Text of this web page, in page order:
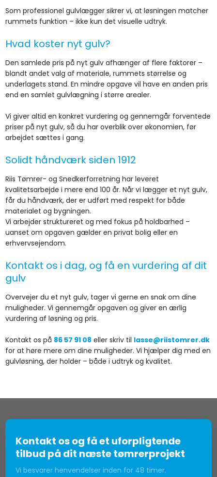
Som professionel gulvlægger sikrer vi, at løsningen matcher
rummets funktion – ikke kun det visuelle udtryk.​
Hvad koster nyt gulv?
Den samlede pris på nyt gulv afhænger af flere faktorer –
blandt andet valg af materiale, rummets størrelse og
underlagets stand. En mindre opgave vil have en anden pris
end en samlet gulvlægning i større arealer.
Vi giver altid en konkret vurdering og gennemgår forventede
priser på nyt gulv, så du har overblik over økonomien, før
arbejdet sættes i gang.
Solidt håndværk siden 1912
Riis Tømrer- og Snedkerforretning har leveret
kvalitetsarbejde i mere end 100 år. Når vi lægger et nyt gulv,
får du håndværk, der er udført med respekt for både
materialet og bygningen.
Vi arbejder struktureret og med fokus på holdbarhed –
uanset om opgaven gælder en privat bolig eller en
erhvervsejendom.
Kontakt os i dag, og få en vurdering af dit
gulv
Overvejer du et nyt gulv, tager vi gerne en snak om dine
muligheder. Vi gennemgår opgaven og giver en ærlig
vurdering af løsning og pris.
Kontakt os på 86 57 91 08 eller skriv til lasse@riistomrer.dk
for at høre mere om dine muligheder. Vi hjælper dig med en
gulvløsning, der holder – både i udtryk og kvalitet.
Kontakt os og få et uforpligtende
tilbud på dit næste tømrerprojekt
Vi besvarer henvendelser inden for 48 timer.